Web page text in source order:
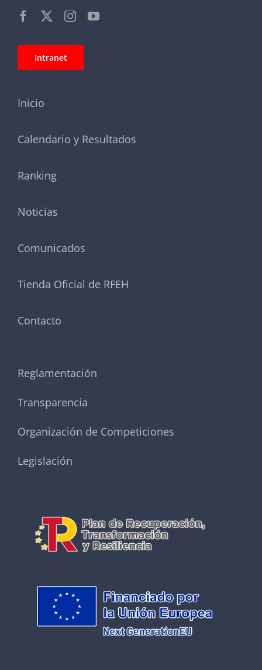
Intranet
Inicio
Calendario y Resultados
Ranking
Noticias
Comunicados
Tienda Oficial de RFEH
Contacto
Reglamentación
Transparencia
Organización de Competiciones
Legislación